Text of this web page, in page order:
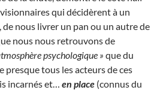
qui décidèrent à un
nous livrer un pan ou un autre de
nous nous retrouvons de
psychologique » que du
presque tous les acteurs de ces
incarnés et… en place (connus du